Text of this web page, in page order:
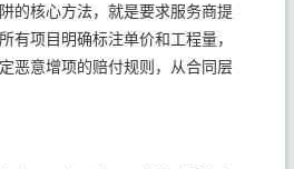
的核心方法，就是要求服务商提
有项目明确标注单价和工程量，
恶意增项的赔付规则，从合同层